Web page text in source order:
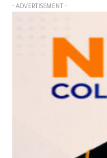
- ADVERTISEMENT -